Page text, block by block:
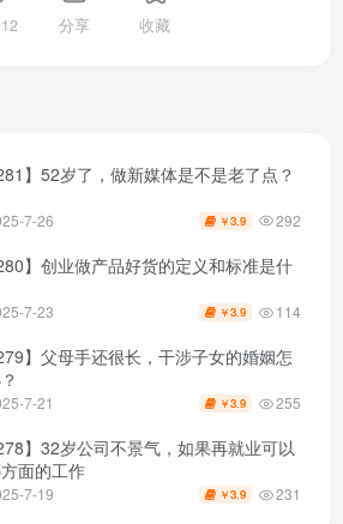
12 分享 收藏
】52岁了，做新媒体是不是老了点？
7-26 ￥3.9 292
】创业做产品好货的定义和标准是什
7-23 ￥3.9 114
】父母手还很长，干涉子女的婚姻怎
7-21 ￥3.9 255
】32岁公司不景气，如果再就业可以
面的工作
7-19 ￥3.9 231